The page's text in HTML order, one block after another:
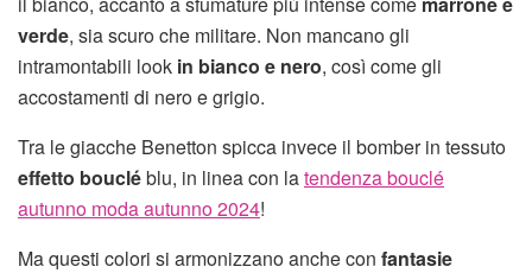
verde, sia scuro che militare. Non mancano gli
intramontabili look in bianco e nero, così come gli
accostamenti di nero e grigio.
Tra le giacche Benetton spicca invece il bomber in tessuto
effetto boucléblu, in linea con latendenza bouclé
autunno moda autunno 2024!
Ma questi colori si armonizzano anche con fantasie